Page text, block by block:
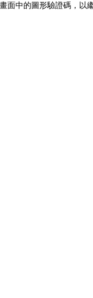
面中的圖形驗證碼，以